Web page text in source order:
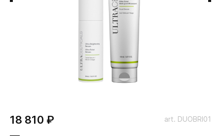
art. DUOBRI01
18 810 ₽